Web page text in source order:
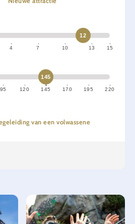
12
4 7 10 13 15
145
95 120 145 170 195 220
van een volwassene